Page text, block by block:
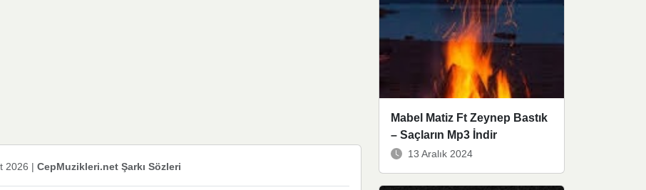
2026 | CepMuzikleri.net Şarkı Sözleri
Mabel Matiz Ft Zeynep Bastık
– Saçların Mp3 İndir
13 Aralık 2024